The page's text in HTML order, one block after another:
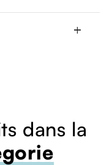
add
dans la